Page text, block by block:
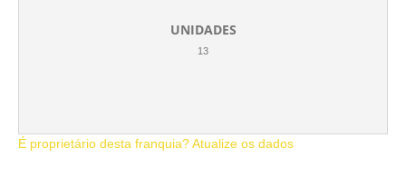
UNIDADES
13
É proprietário desta franquia? Atualize os dados